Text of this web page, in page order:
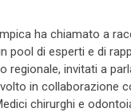
ha chiamato a
pool di esperti e di
regionale, invitati a
in collaborazione
chirurghi e